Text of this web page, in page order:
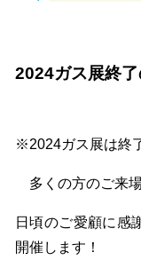
2024ガス展終
※2024ガス展は終
多くの方のご来場
日頃のご愛顧に感
開催します！